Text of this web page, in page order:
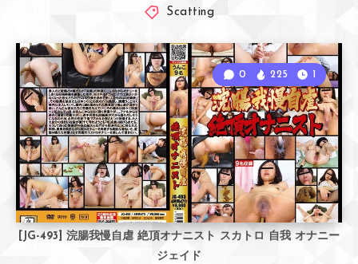
Scatting
[JG-493] 浣腸我慢自虐 絶頂オナニスト スカトロ 自我 オナニー
ジェイド
0 225 1